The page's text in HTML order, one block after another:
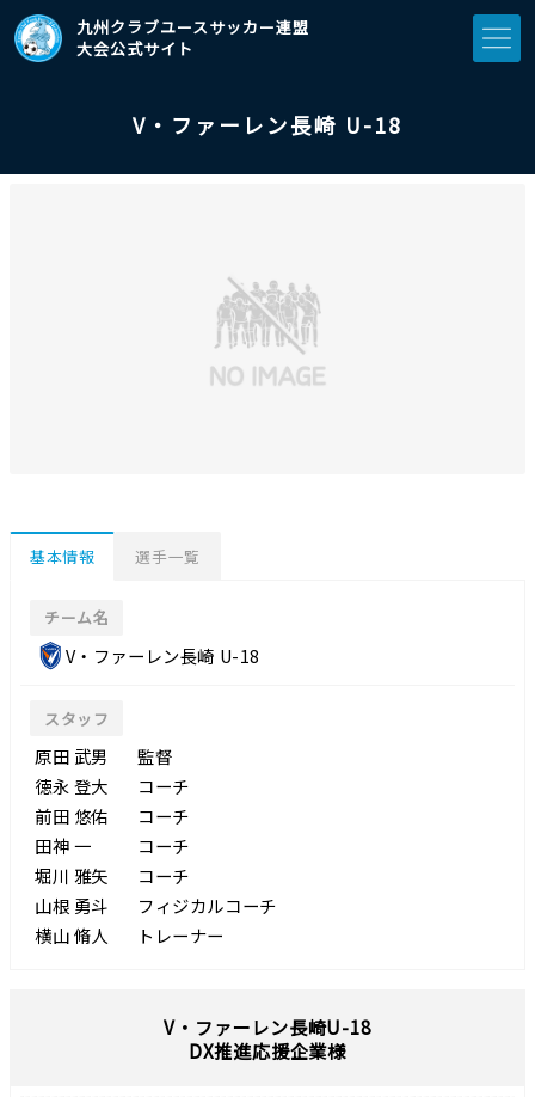
九州クラブユースサッカー連盟
大会公式サイト
V・ファーレン⾧崎 U-18
基本情報 選手一覧
チーム名
V・ファーレン⾧崎 U-18
スタッフ
原田 武男
監督
徳永 登大
コーチ
前田 悠佑
コーチ
田神 一
コーチ
堀川 雅矢
コーチ
山根 勇斗
フィジカルコーチ
横山 脩人
トレーナー
V・ファーレン⾧崎U-18
DX推進応援企業様